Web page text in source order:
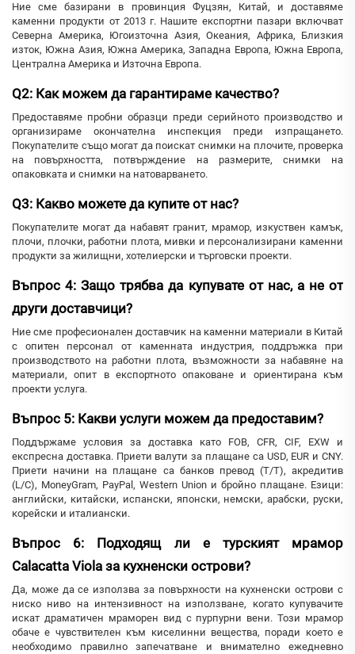
Ние сме базирани в провинция Фуцзян, Китай, и доставяме
каменни продукти от 2013 г. Нашите експортни пазари включват
Северна Америка, Югоизточна Азия, Океания, Африка, Близкия
изток, Южна Азия, Южна Америка, Западна Европа, Южна Европа,
Централна Америка и Източна Европа.
Q2: Как можем да гарантираме качество?
Предоставяме пробни образци преди серийното производство и
организираме окончателна инспекция преди изпращането.
Покупателите също могат да поискат снимки на плочите, проверка
на повърхността, потвърждение на размерите, снимки на
опаковката и снимки на натоварването.
Q3: Какво можете да купите от нас?
Покупателите могат да набавят гранит, мрамор, изкуствен камък,
плочи, плочки, работни плота, мивки и персонализирани каменни
продукти за жилищни, хотелиерски и търговски проекти.
Въпрос 4: Защо трябва да купувате от нас, а не от
други доставчици?
Ние сме професионален доставчик на каменни материали в Китай
с опитен персонал от каменната индустрия, поддръжка при
производството на работни плота, възможности за набавяне на
материали, опит в експортното опаковане и ориентирана към
проекти услуга.
Въпрос 5: Какви услуги можем да предоставим?
Поддържаме условия за доставка като FOB, CFR, CIF, EXW и
експресна доставка. Приети валути за плащане са USD, EUR и CNY.
Приети начини на плащане са банков превод (T/T), акредитив
(L/C), MoneyGram, PayPal, Western Union и бройно плащане. Езици:
английски, китайски, испански, японски, немски, арабски, руски,
корейски и италиански.
Въпрос 6: Подходящ ли е турският мрамор
Calacatta Viola за кухненски острови?
Да, може да се използва за повърхности на кухненски острови с
ниско ниво на интензивност на използване, когато купувачите
искат драматичен мраморен вид с пурпурни вени. Този мрамор
обаче е чувствителен към киселинни вещества, поради което е
необходимо правилно запечатване и внимателно ежедневно